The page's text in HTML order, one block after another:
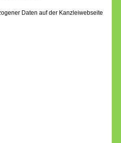
Daten auf der Kanzleiwebseite